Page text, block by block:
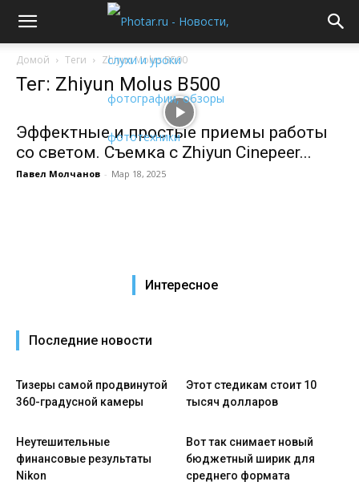
Домой Теги Zhiyun Molus B500
Тег: Zhiyun Molus B500
Эффектные и простые приемы работы
со светом. Съемка c Zhiyun Cinepeer...
Павел Молчанов - Мар 18, 2025
Интересное
Последние новости
Тизеры самой продвинутой
360-градусной камеры
Этот стедикам стоит 10
тысяч долларов
Неутешительные
финансовые результаты
Nikon
Вот так снимает новый
бюджетный ширик для
среднего формата